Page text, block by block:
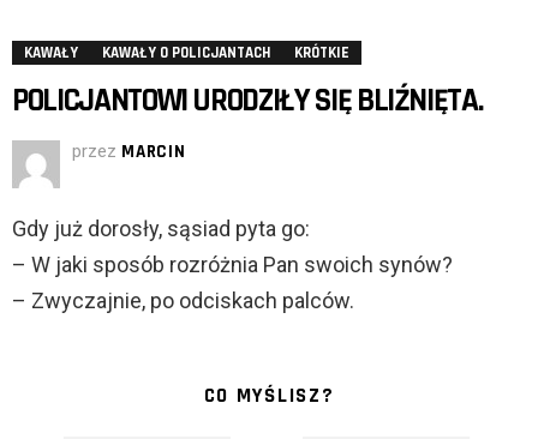
KAWAŁY KAWAŁY O POLICJANTACH KRÓTKIE
POLICJANTOWI URODZIŁY SIĘ BLIŹNIĘTA.
przez MARCIN
Gdy już dorosły, sąsiad pyta go:
– W jaki sposób rozróżnia Pan swoich synów?
– Zwyczajnie, po odciskach palców.
CO MYŚLISZ?